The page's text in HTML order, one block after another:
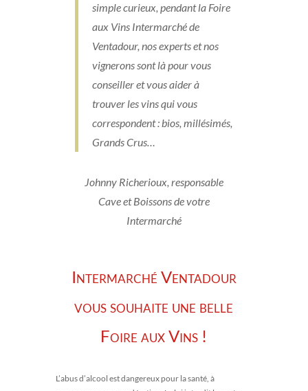
simple curieux, pendant la Foire
aux Vins Intermarché de
Ventadour, nos experts et nos
vignerons sont là pour vous
conseiller et vous aider à
trouver les vins qui vous
correspondent : bios, millésimés,
Grands Crus…
Johnny Richerioux, responsable
Cave et Boissons de votre
Intermarché
Intermarché Ventadour
vous souhaite une belle
Foire aux Vins !
L’abus d’alcool est dangereux pour la santé, à